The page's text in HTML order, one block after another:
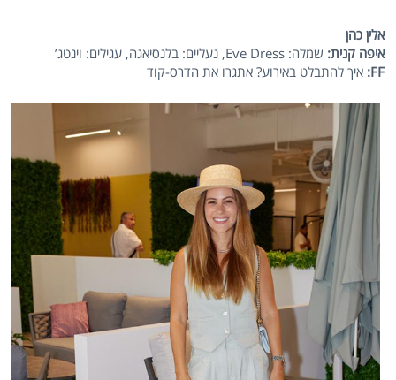
אלין כהן
איפה קנית: שמלה: Eve Dress, נעליים: בלנסיאגה, עגילים: וינטג’
FF: איך להתבלט באירוע? אתגרו את הדרס-קוד